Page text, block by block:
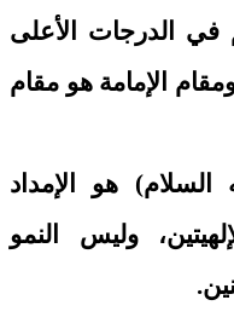
في الدرجات الأعلى
الإمامة هو مقام
هو الإمداد
وليس النمو